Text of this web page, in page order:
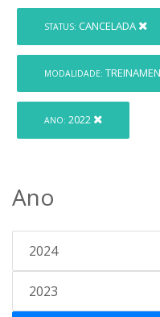
STATUS: CANCELADA
MODALIDADE:
ANO: 2022
Ano
2024
2023